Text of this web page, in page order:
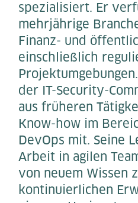
spezialisiert. Er
mehrjährige
Finanz- und
einschließlich
der IT-Security-
aus früheren
Know-how im
DevOps mit. Seine
Arbeit in agilen
von neuem Wissen
kontinuierlichen